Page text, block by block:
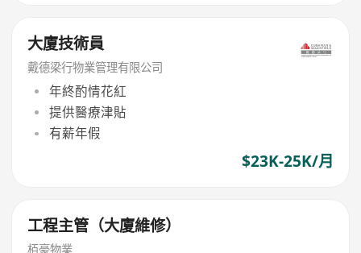
大廈技術員
戴德梁行物業管理有限公司
年終酌情花紅
提供醫療津貼
有薪年假
$23K-25K/月
工程主管（大廈維修）
栢豪物業